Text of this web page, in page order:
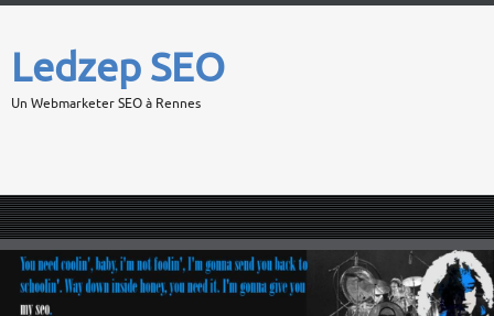
Ledzep SEO
Un Webmarketer SEO à Rennes